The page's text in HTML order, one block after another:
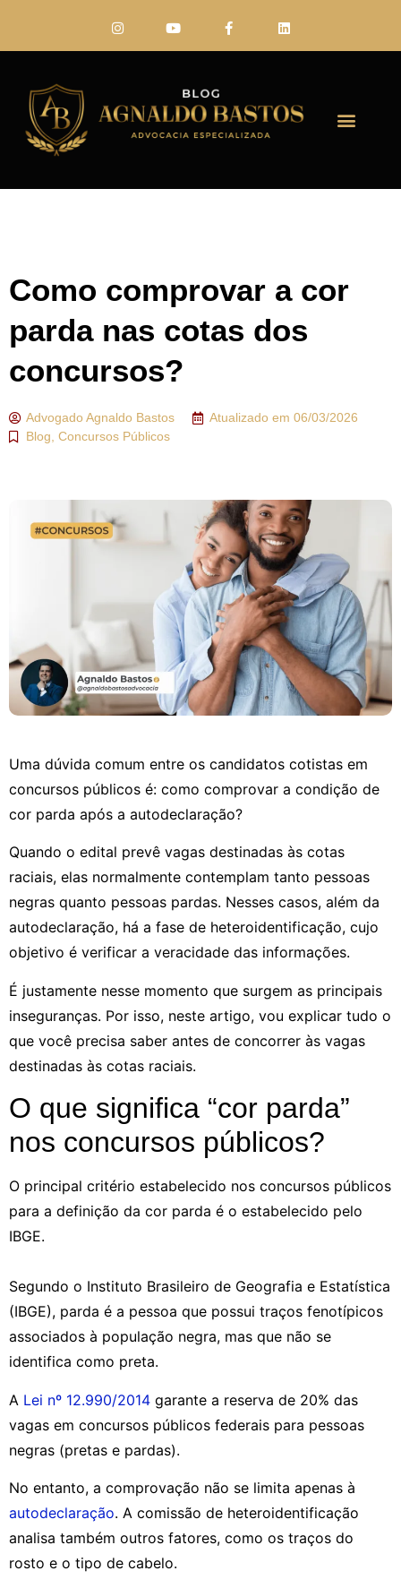
Como comprovar a cor
parda nas cotas dos
concursos?
AdvogadoAgnaldo Bastos Atualizado em 06/03/2026
Blog, Concursos Públicos
Uma dúvida comum entre os candidatos cotistas em
concursos públicos é: como comprovar a condição de
cor parda após a autodeclaração?
Quando o edital prevê vagas destinadas às cotas
raciais, elas normalmente contemplam tanto pessoas
negras quanto pessoas pardas. Nesses casos, além da
autodeclaração, há a fase de heteroidentificação, cujo
objetivo é verificar a veracidade das informações.
É justamente nesse momento que surgem as principais
inseguranças. Por isso, neste artigo, vou explicar tudo o
que você precisa saber antes de concorrer às vagas
destinadas às cotas raciais.
O que significa “cor parda”
nos concursos públicos?
O principal critério estabelecido nos concursos públicos
para a definição da cor parda é o estabelecido pelo
IBGE.
Segundo o Instituto Brasileiro de Geografia e Estatística
(IBGE), parda é a pessoa que possui traços fenotípicos
associados à população negra, mas que não se
identifica como preta.
A Lei nº 12.990/2014 garante a reserva de 20% das
vagas em concursos públicos federais para pessoas
negras (pretas e pardas).
No entanto, a comprovação não se limita apenas à
autodeclaração. A comissão de heteroidentificação
analisa também outros fatores, como os traços do
rosto e o tipo de cabelo.